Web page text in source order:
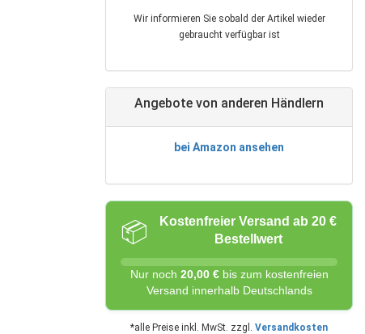
Wir informieren Sie sobald der Artikel wieder
gebraucht verfügbar ist
Angebote von anderen Händlern
bei Amazon ansehen
📦
Kostenfreier Versand ab 20 €
Bestellwert
Nur noch 20,00 €bis zum kostenfreien
Versand innerhalb Deutschlands
*alle Preise inkl. MwSt. zzgl. Versandkosten